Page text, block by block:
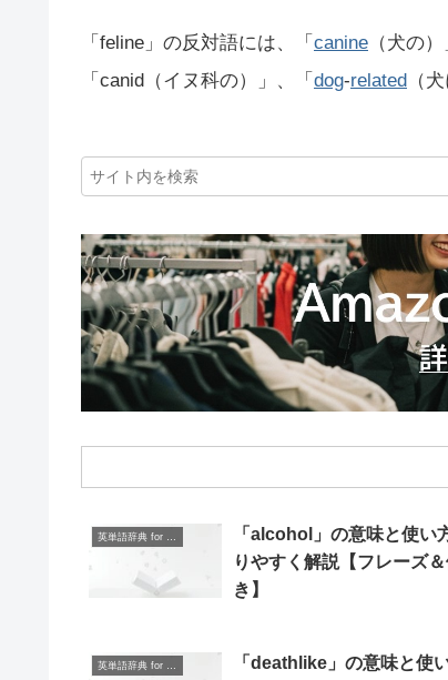
「feline」の反対語には、「 canine （犬の
「canid（イヌ科の）」、「 dog-related （
「alcohol」の意味と使い
りやすく解説【フレーズ
き】
「deathlike」の意味と使